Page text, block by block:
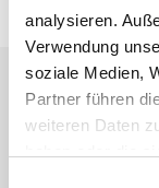
analysieren.
Verwendung
soziale Medien,
Partner führen
weiteren Daten
Aktuelle